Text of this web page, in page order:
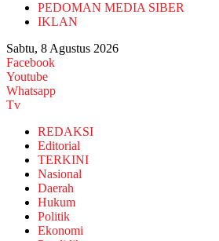
PEDOMAN MEDIA SIBER
IKLAN
Sabtu, 8 Agustus 2026
Facebook
Youtube
Whatsapp
Tv
REDAKSI
Editorial
TERKINI
Nasional
Daerah
Hukum
Politik
Ekonomi